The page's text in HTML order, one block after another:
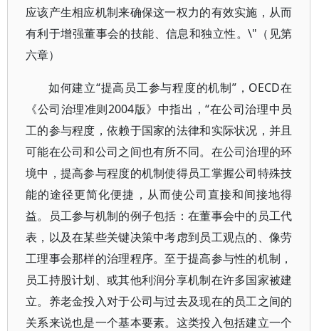
应该产生相应机制来确保这一权力的有效实施，从而
有利于增强董事会的技能、信息和独立性。\"（见第
六章）
如何建立“提高员工参与程度的机制”，OECD在
《公司治理准则2004版》中指出，“在公司治理中员
工的参与程度，依赖于国家的法律和实际状况，并且
可能在公司和公司之间也有所不同。在公司治理的环
境中，提高参与程度的机制使得员工掌握公司特殊技
能的途径更简化便捷，从而使公司直接和间接地得
益。员工参与机制的例子包括：在董事会中的员工代
表，以及在某些关键决策中考虑到员工观点的、像劳
工理事会那样的治理程序。至于提高参与性的机制，
员工持股计划、或其他利润分享机制在许多国家被建
立。养老金投入对于公司与过去及现在的员工之间的
关系来说也是一个基本要素。这类投入包括建立一个